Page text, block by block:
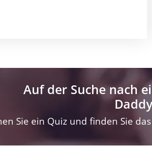
Auf der Suche nach
Sie ein Quiz und finden Sie